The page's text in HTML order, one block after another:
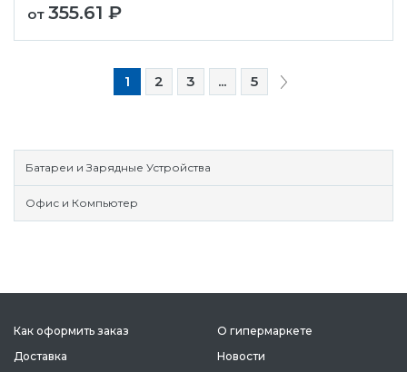
от 355.61 ₽
1 2 3 ... 5
Батареи и Зарядные Устройства
Офис и Компьютер
Как оформить заказ
Доставка
О гипермаркете
Новости